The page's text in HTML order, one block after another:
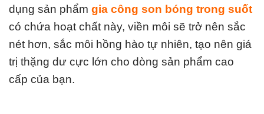
dụng sản phẩm gia công son bóng trong suốt
có chứa hoạt chất này, viền môi sẽ trở nên sắc
nét hơn, sắc môi hồng hào tự nhiên, tạo nên giá
trị thặng dư cực lớn cho dòng sản phẩm cao
cấp của bạn.